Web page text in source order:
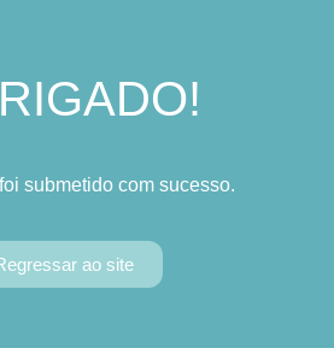
submetido com sucesso.
ao site